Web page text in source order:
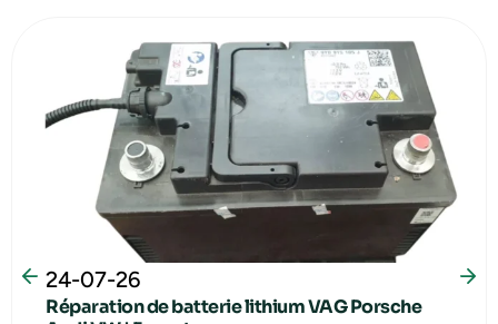
24-07-26
Réparation de batterie lithium VAG Porsche